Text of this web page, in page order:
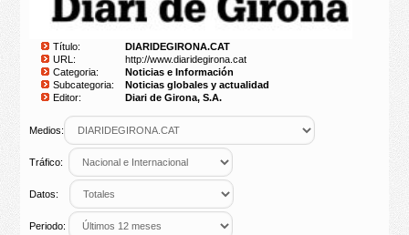
Título:
DIARIDEGIRONA.CAT
URL:
http://www.diaridegirona.cat
Categoria:
Noticias e Información
Subcategoria:
Noticias globales y actualidad
Editor:
Diari de Girona, S.A.
Medios:
Tráfico:
Datos:
Periodo: